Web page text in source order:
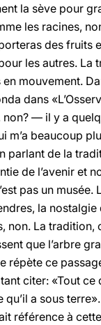
la sève pour
les racines,
des fruits
les autres. La
en mouvement.
dans
non? — il y a
m’a beaucoup
parlant de la
de l’avenir et
pas un musée.
la nostalgie
non. La tradition,
que l’arbre
répète ce
citer: «Tout ce
a sous
référence à